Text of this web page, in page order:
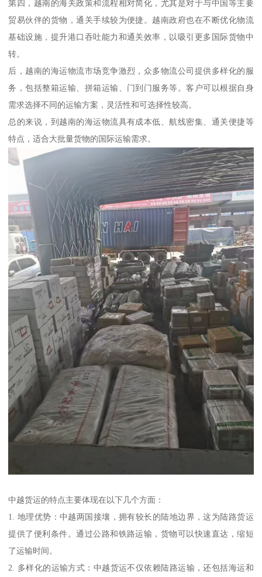
第四，越南的海关政策和流程相对简化，尤其是对于与中国等主要
贸易伙伴的货物，通关手续较为便捷。越南政府也在不断优化物流
基础设施，提升港口吞吐能力和通关效率，以吸引更多国际货物中
转。
后，越南的海运物流市场竞争激烈，众多物流公司提供多样化的服
务，包括整箱运输、拼箱运输、门到门服务等。客户可以根据自身
需求选择不同的运输方案，灵活性和可选择性较高。
总的来说，到越南的海运物流具有成本低、航线密集、通关便捷等
特点，适合大批量货物的国际运输需求。
中越货运的特点主要体现在以下几个方面：
1. 地理优势：中越两国接壤，拥有较长的陆地边界，这为陆路货运
提供了便利条件。通过公路和铁路运输，货物可以快速直达，缩短
了运输时间。
2. 多样化的运输方式：中越货运不仅依赖陆路运输，还包括海运和